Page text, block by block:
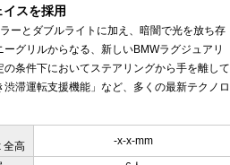
スを採用
ーとダブルライトに加え、暗闇で光を放ち存
グリルからなる、新しいBMWラグジュアリ
条件下においてステアリングから手を離して
滞運転支援機能」など、多くの最新テクノロ
全高
-x-x-mm